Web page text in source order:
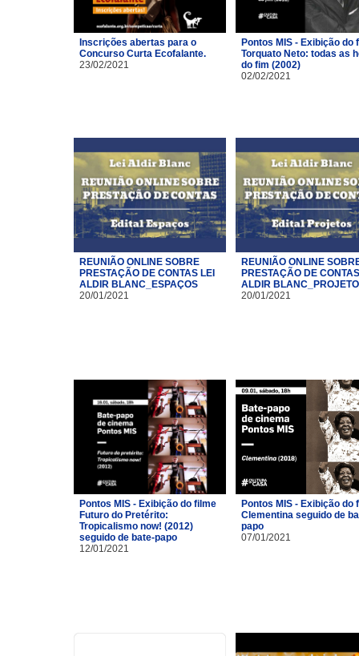
Inscrições abertas para o
Concurso Curta Ecofalante.
23/02/2021
Pontos MIS - Exibição do
Torquato Neto: todas as
do fim (2002)
02/02/2021
REUNIÃO ONLINE SOBRE
PRESTAÇÃO DE CONTAS LEI
ALDIR BLANC_ESPAÇOS
20/01/2021
REUNIÃO ONLINE
PRESTAÇÃO DE
ALDIR
20/01/2021
Pontos MIS - Exibição do filme
Futuro do Pretérito:
Tropicalismo now! (2012)
seguido de bate-papo
12/01/2021
Pontos MIS - Exibição do
Clementina seguido de
papo
07/01/2021